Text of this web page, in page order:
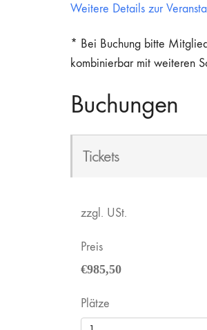
Weitere Details zur
* Bei Buchung bitte
kombinierbar mit weiteren
Buchungen
Tickets
zzgl. USt.
Preis
€985,50
Plätze